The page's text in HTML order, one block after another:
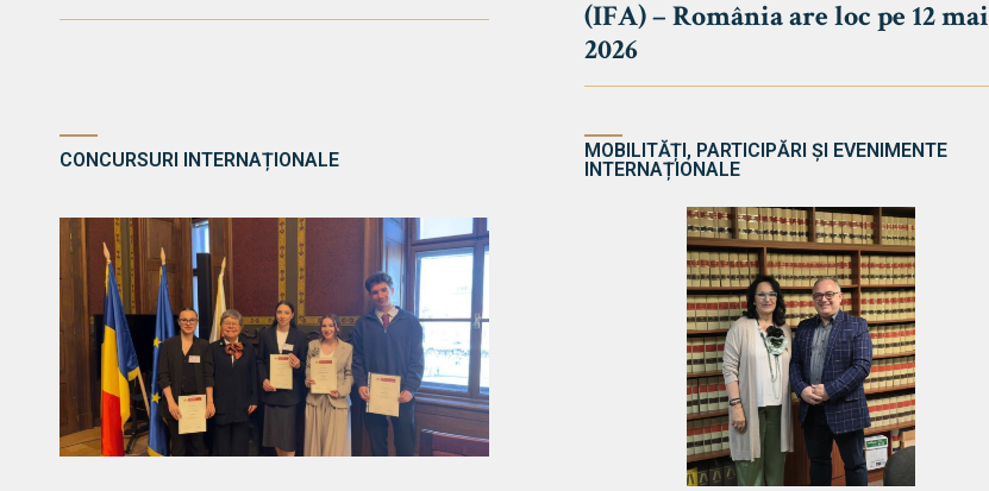
Bibliotecă & Reviste
(IFA) – România are loc pe 12 mai
2026
CONCURSURI INTERNAȚIONALE
MOBILITĂȚI, PARTICIPĂRI ȘI EVENIMENTE
INTERNAȚIONALE